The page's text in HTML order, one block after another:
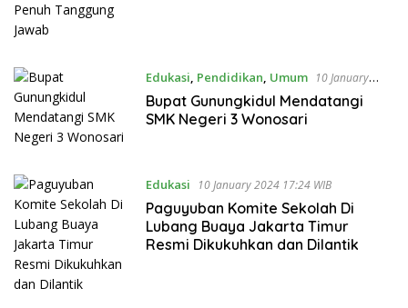
Edukasi, Pendidikan, Umum
10 January
2024 17:33 WIB
Bupat Gunungkidul Mendatangi
SMK Negeri 3 Wonosari
Edukasi 10 January 2024 17:24 WIB
Paguyuban Komite Sekolah Di
Lubang Buaya Jakarta Timur
Resmi Dikukuhkan dan Dilantik